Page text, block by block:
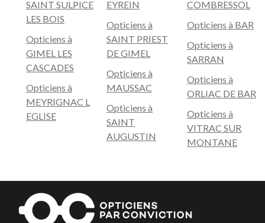
SAINT SULPICE
LES BOIS
Opticiens à
GIMEL LES
CASCADES
Opticiens à
MEYRIGNAC L
EGLISE
EYREIN
Opticiens à
SAINT PRIEST
DE GIMEL
Opticiens à
MAUSSAC
Opticiens à
SAINT
AUGUSTIN
COMBRESSOL
Opticiens à BAR
Opticiens à
SARRAN
Opticiens à
ORLIAC DE BAR
Opticiens à
VITRAC SUR
MONTANE